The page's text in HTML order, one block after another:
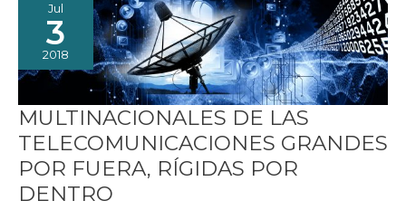
Jul
3
2018
MULTINACIONALES DE LAS
TELECOMUNICACIONES GRANDES
POR FUERA, RÍGIDAS POR
DENTRO